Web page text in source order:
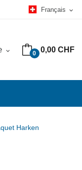
Français expand_more
0 0,00 CHF
expand_more
Harken